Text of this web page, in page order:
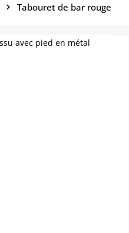
Tabouret de bar rouge